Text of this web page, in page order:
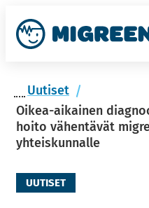
ry
si­
töön
Etusi­
vu
Uu­ti­set
Oikea-aikainen
hoito vähentävät
yhteiskunnalle
UUTISET